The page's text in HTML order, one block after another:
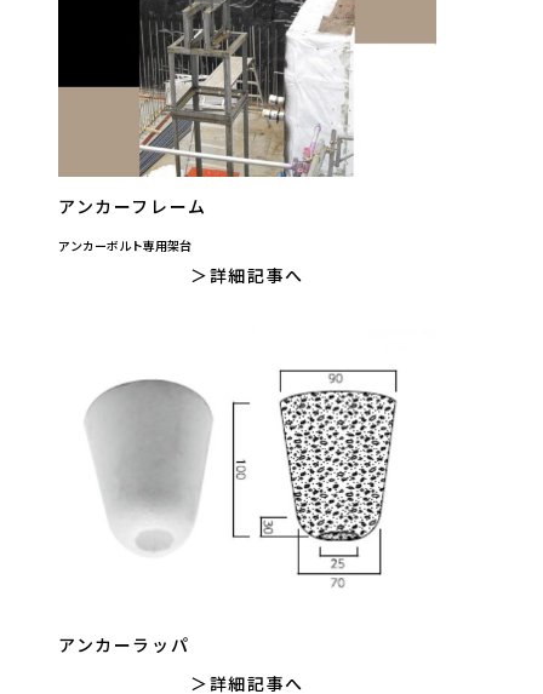
アンカーフレーム
アンカーボルト専用架台
詳細記事へ
アンカーラッパ
詳細記事へ